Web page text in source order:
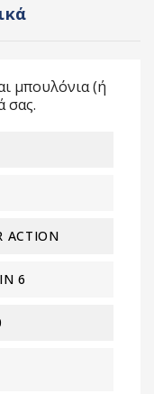
μπουλόνια (ή
σας.
ACTION
6